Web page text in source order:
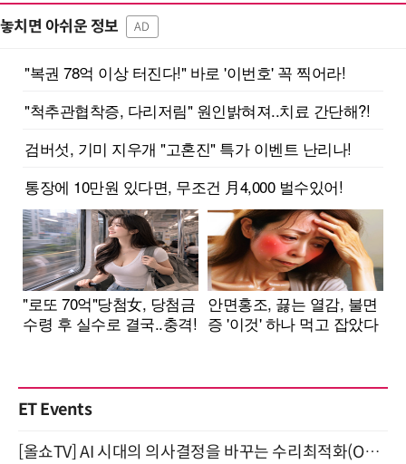
놓치면 아쉬운 정보 AD
ET Events
[올쇼TV] AI 시대의 의사결정을 바꾸는 수리최적화(Optimization) 소개 (8/20 생방송)